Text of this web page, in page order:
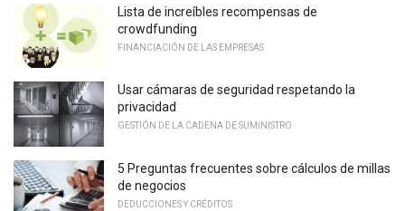
Lista de increíbles recompensas de
crowdfunding
FINANCIACIÓN DE LAS EMPRESAS
Usar cámaras de seguridad respetando la
privacidad
GESTIÓN DE LA CADENA DE SUMINISTRO
5 Preguntas frecuentes sobre cálculos de millas
de negocios
DEDUCCIONES Y CRÉDITOS